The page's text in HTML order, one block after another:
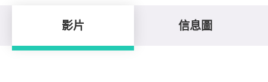
影片 信息圖